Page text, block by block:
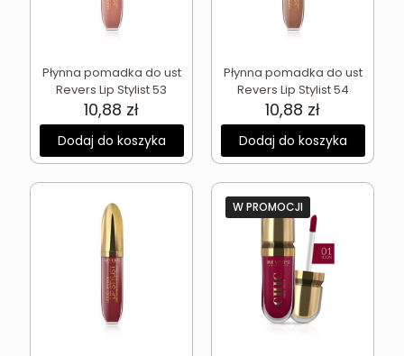
Płynna pomadka do ust
Revers Lip Stylist 53
10,88 zł
Dodaj do koszyka
Płynna pomadka do ust
Revers Lip Stylist 54
10,88 zł
Dodaj do koszyka
W PROMOCJI